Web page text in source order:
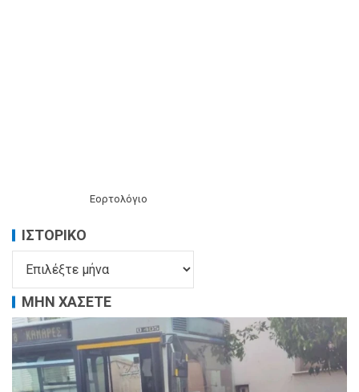
Εορτολόγιο
ΙΣΤΟΡΙΚΌ
ΜΗΝ ΧΑΣΕΤΕ